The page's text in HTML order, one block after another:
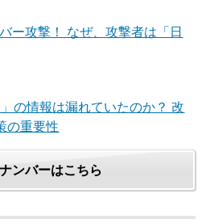
ー攻撃！ なぜ、攻撃者は「日
の情報は漏れていたのか？ 改
の重要性
ンバーはこちら